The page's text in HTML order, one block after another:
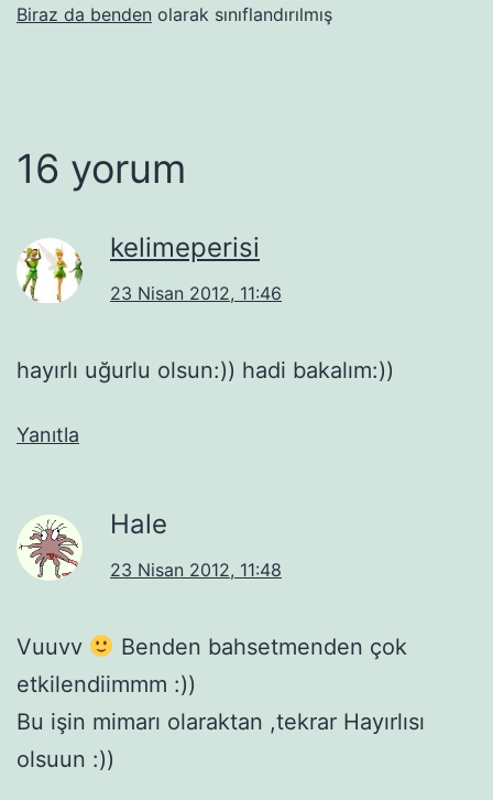
Biraz da benden olarak sınıflandırılmış
16 yorum
kelimeperisi
23 Nisan 2012, 11:46
hayırlı uğurlu olsun:)) hadi bakalım:))
Yanıtla
Hale
23 Nisan 2012, 11:48
Vuuvv
Benden bahsetmenden çok
etkilendiimmm :))
Bu işin mimarı olaraktan ,tekrar Hayırlısı
olsuun :))